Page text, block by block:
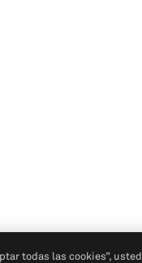
todas las cookies”,